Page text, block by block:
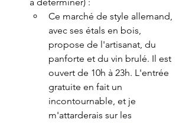
Ce marché de style allemand,
avec ses étals en bois,
propose de l'artisanat, du
panforte et du vin brulé. Il est
ouvert de 10h à 23h. L'entrée
gratuite en fait un
incontournable, et je
m'attarderais sur les